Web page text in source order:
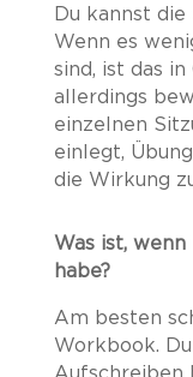
Du kannst
Wenn es
sind, ist das in
allerdings
einzelnen
einlegt,
die Wirkung
Was ist,
habe?
Am besten
Workbook.
Aufschreiben